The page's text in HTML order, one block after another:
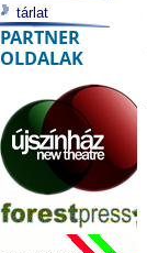
tárlat
PARTNER
OLDALAK